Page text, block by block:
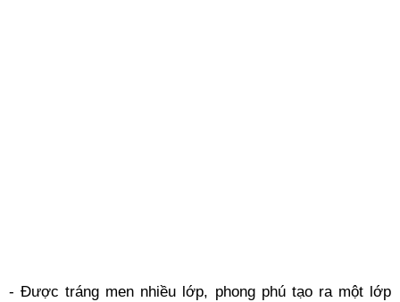
- Được tráng men nhiều lớp, phong phú tạo ra một lớp